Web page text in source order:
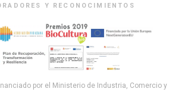
Y RECONOCIMIENTOS
por el Ministerio de Industria, Comercio y